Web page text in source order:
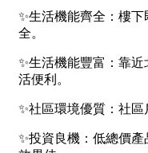
屏東縣
台東縣
樓層
不拘